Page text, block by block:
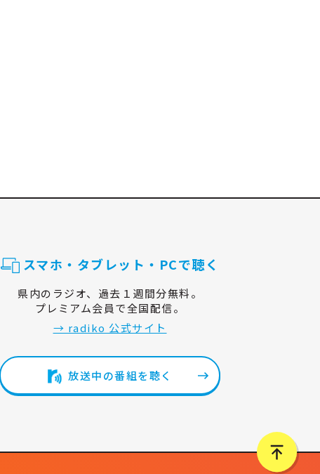
スマホ・タブレット・PCで聴く
県内のラジオ、過去１週間分無料。
プレミアム会員で全国配信。
→ radiko 公式サイト
放送中の番組を聴く